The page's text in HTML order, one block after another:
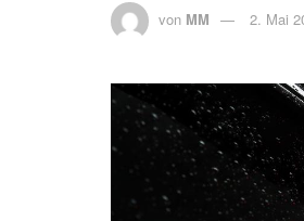
von MM 2. Mai